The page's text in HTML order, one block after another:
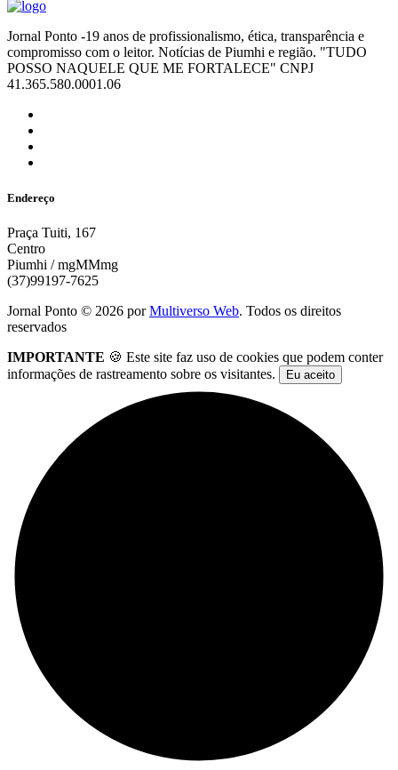
Jornal Ponto -19 anos de profissionalismo, ética, transparência e
compromisso com o leitor. Notícias de Piumhi e região. "TUDO
POSSO NAQUELE QUE ME FORTALECE" CNPJ
41.365.580.0001.06
Endereço
Praça Tuiti, 167
Centro
Piumhi / mgMMmg
(37)99197-7625
Jornal Ponto © 2026 porMultiverso Web. Todos os direitos
reservados
IMPORTANTE 🍪 Este site faz uso de cookies que podem conter
informações de rastreamento sobre os visitantes.
Eu aceito